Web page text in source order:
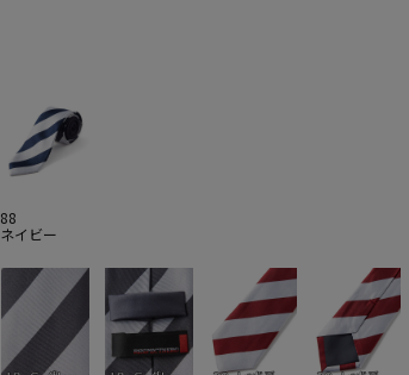
88
ネイビー